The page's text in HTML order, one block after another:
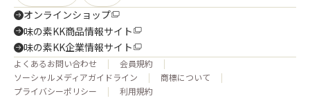
オンラインショップ
味の素KK商品情報サイト
味の素KK企業情報サイト
よくあるお問い合わせ
会員規約
ソーシャルメディアガイドライン
商標について
プライバシーポリシー
利用規約